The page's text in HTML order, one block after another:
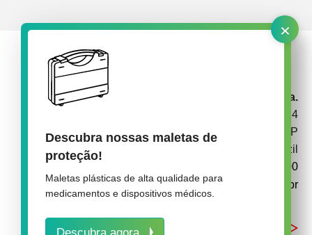
×
Descubra nossas maletas de
proteção!
Maletas plásticas de alta qualidade para
medicamentos e dispositivos médicos.
rose plastic Brasil Embalagens Plásticas Ltda.
Av. Garabed Gananiam 514
CEP 18087-340 Sorocaba SP
Brazil
+55 15 3238 1900
info@rose-medipack.com.br